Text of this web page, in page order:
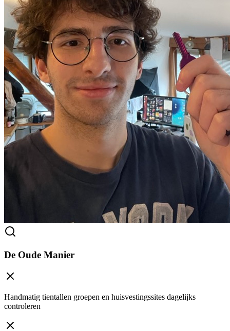
De Oude Manier
Handmatig tientallen groepen en huisvestingssites dagelijks
controleren